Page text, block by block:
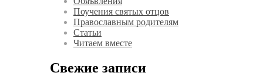
Поучения святых отцов
Православным родителям
Статьи
Читаем вместе
Свежие записи